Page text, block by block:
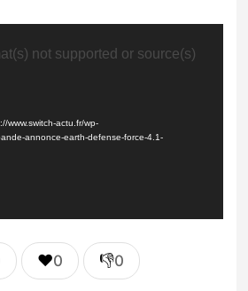
not supported or source(s)
www.switch-actu.fr/wp-
annonce-earth-defense-force-4.1-
❤️0 👎0